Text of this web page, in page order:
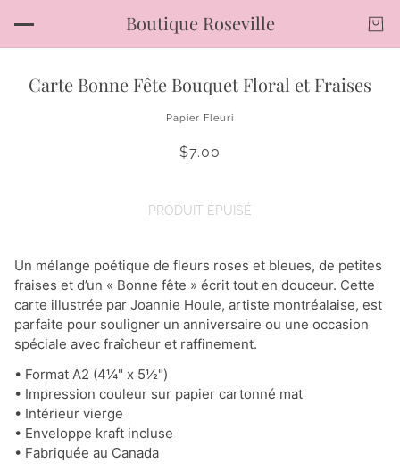
Boutique Roseville
Carte Bonne Fête Bouquet Floral et Fraises
Papier Fleuri
$7.00
PRODUIT ÉPUISÉ
Un mélange poétique de fleurs roses et bleues, de petites
fraises et d’un « Bonne fête » écrit tout en douceur. Cette
carte illustrée par Joannie Houle, artiste montréalaise, est
parfaite pour souligner un anniversaire ou une occasion
spéciale avec fraîcheur et raffinement.
• Format A2 (4¼" x 5½")
• Impression couleur sur papier cartonné mat
• Intérieur vierge
• Enveloppe kraft incluse
• Fabriquée au Canada